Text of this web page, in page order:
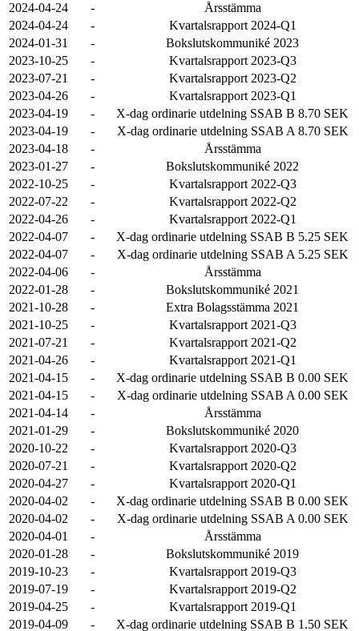
2024-04-24
-
Årsstämma
2024-04-24
-
Kvartalsrapport 2024-Q1
2024-01-31
-
Bokslutskommuniké 2023
2023-10-25
-
Kvartalsrapport 2023-Q3
2023-07-21
-
Kvartalsrapport 2023-Q2
2023-04-26
-
Kvartalsrapport 2023-Q1
2023-04-19
-
X-dag ordinarie utdelning SSAB B 8.70 SEK
2023-04-19
-
X-dag ordinarie utdelning SSAB A 8.70 SEK
2023-04-18
-
Årsstämma
2023-01-27
-
Bokslutskommuniké 2022
2022-10-25
-
Kvartalsrapport 2022-Q3
2022-07-22
-
Kvartalsrapport 2022-Q2
2022-04-26
-
Kvartalsrapport 2022-Q1
2022-04-07
-
X-dag ordinarie utdelning SSAB B 5.25 SEK
2022-04-07
-
X-dag ordinarie utdelning SSAB A 5.25 SEK
2022-04-06
-
Årsstämma
2022-01-28
-
Bokslutskommuniké 2021
2021-10-28
-
Extra Bolagsstämma 2021
2021-10-25
-
Kvartalsrapport 2021-Q3
2021-07-21
-
Kvartalsrapport 2021-Q2
2021-04-26
-
Kvartalsrapport 2021-Q1
2021-04-15
-
X-dag ordinarie utdelning SSAB B 0.00 SEK
2021-04-15
-
X-dag ordinarie utdelning SSAB A 0.00 SEK
2021-04-14
-
Årsstämma
2021-01-29
-
Bokslutskommuniké 2020
2020-10-22
-
Kvartalsrapport 2020-Q3
2020-07-21
-
Kvartalsrapport 2020-Q2
2020-04-27
-
Kvartalsrapport 2020-Q1
2020-04-02
-
X-dag ordinarie utdelning SSAB B 0.00 SEK
2020-04-02
-
X-dag ordinarie utdelning SSAB A 0.00 SEK
2020-04-01
-
Årsstämma
2020-01-28
-
Bokslutskommuniké 2019
2019-10-23
-
Kvartalsrapport 2019-Q3
2019-07-19
-
Kvartalsrapport 2019-Q2
2019-04-25
-
Kvartalsrapport 2019-Q1
2019-04-09
- X-dag ordinarie utdelning SSAB B 1.50 SEK